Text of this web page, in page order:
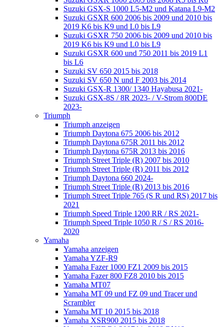
Suzuki GSX-S 1000 L5-M2 und Katana L9-M2
Suzuki GSXR 600 2006 bis 2009 und 2010 bis
2019 K6 bis K9 und L0 bis L9
Suzuki GSXR 750 2006 bis 2009 und 2010 bis
2019 K6 bis K9 und L0 bis L9
Suzuki GSXR 600 und 750 2011 bis 2019 L1
bis L6
Suzuki SV 650 2015 bis 2018
Suzuki SV 650 N und F 2003 bis 2014
Suzuki GSX-R 1300/ 1340 Hayabusa 2021-
Suzuki GSX-8S / 8R 2023- / V-Strom 800DE
2023-
Triumph
Triumph anzeigen
Triumph Daytona 675 2006 bis 2012
Triumph Daytona 675R 2011 bis 2012
Triumph Daytona 675R 2013 bis 2016
Triumph Street Triple (R) 2007 bis 2010
Triumph Street Triple (R) 2011 bis 2012
Triumph Daytona 660 2024-
Triumph Street Triple (R) 2013 bis 2016
Triumph Street Triple 765 (S R und RS) 2017 bis
2021
Triumph Speed Triple 1200 RR / RS 2021-
Triumph Speed Triple 1050 R / S / RS 2016-
2020
Yamaha
Yamaha anzeigen
Yamaha YZF-R9
Yamaha Fazer 1000 FZ1 2009 bis 2015
Yamaha Fazer 800 FZ8 2010 bis 2015
Yamaha MT07
Yamaha MT 09 und FZ 09 und Tracer und
Scrambler
Yamaha MT 10 2015 bis 2018
Yamaha XSR900 2015 bis 2018